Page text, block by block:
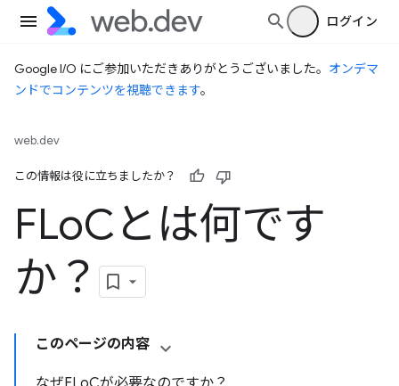
ログイン
Google I/O にご参加いただきありがとうございました。 オンデマ
ンドでコンテンツを視聴できます。
web.dev
この情報は役に立ちましたか？
FLoCとは何です
か？
このページの内容